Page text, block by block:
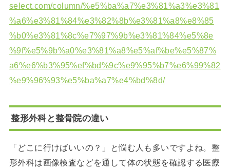
select.com/column/%e5%ba%a7%e3%81%a3%e3%81
%a6%e3%81%84%e3%82%8b%e3%81%a8%e8%85
%b0%e3%81%8c%e7%97%9b%e3%81%84%e5%8e
%9f%e5%9b%a0%e3%81%a8%e5%af%be%e5%87%
a6%e6%b3%95%ef%bd%9c%e9%95%b7%e6%99%82
%e9%96%93%e5%ba%a7%e4%bd%8d/
整形外科と整骨院の違い
「どこに行けばいいの？」と悩む人も多いですよね。整
形外科は画像検査などを通して体の状態を確認する医療